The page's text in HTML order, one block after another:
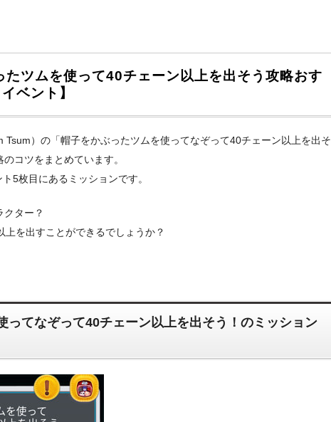
たツムを使って40チェーン以上を出そう攻略おす
ベント】
Tsum）の「帽子をかぶったツムを使ってなぞって40チェーン以上を出そ
コツをまとめています。
5枚目にあるミッションです。
クター？
を出すことができるでしょうか？
ってなぞって40チェーン以上を出そう！のミッション